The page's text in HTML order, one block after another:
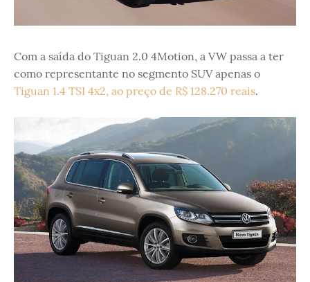
Com a saída do Tiguan 2.0 4Motion, a VW passa a ter
como representante no segmento SUV apenas o
Tiguan 1.4 TSI 4x2, ao preço de R$ 128.270 reais.